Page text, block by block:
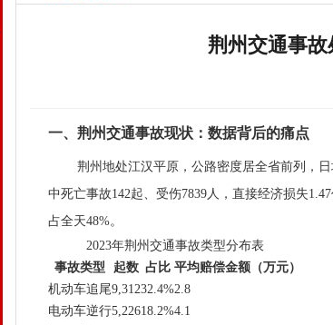
荆州交通事
一、荆州交通事故现状：数据背后的痛点
荆州地处江汉平原，公路密度居全省前列，
中死亡事故142起、受伤7839人，直接经济损失
占全天48%。
2023年荆州交通事故类型分布表
事故类型
起数 占比 平均赔偿金额（万元）
机动车追尾9,31232.4%2.8
电动车逆行5,22618.2%4.1